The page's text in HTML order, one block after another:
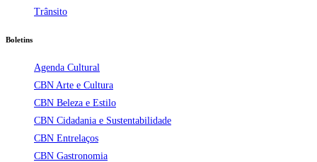
Trânsito
Boletins
Agenda Cultural
CBN Arte e Cultura
CBN Beleza e Estilo
CBN Cidadania e Sustentabilidade
CBN Entrelaços
CBN Gastronomia